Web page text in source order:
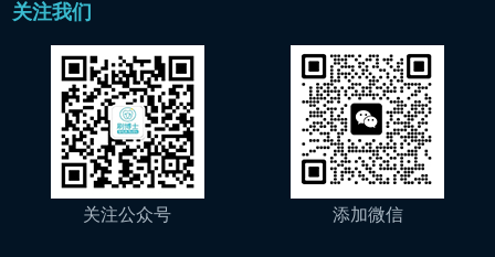
关注我们
关注公众号 添加微信